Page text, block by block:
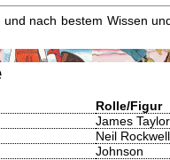
nach bestem Wissen
Rolle/Figur
James Taylor
Neil Rockwell
Johnson